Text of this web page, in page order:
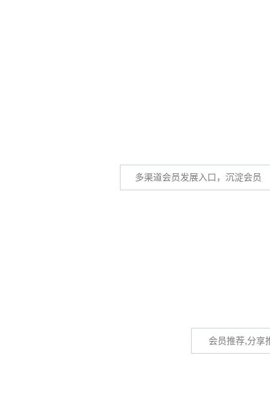
多渠道会员发展入口，沉淀会员
会员推荐,分享